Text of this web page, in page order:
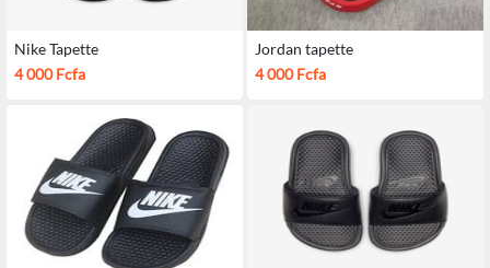
Nike Tapette
4 000 Fcfa
Jordan tapette
4 000 Fcfa